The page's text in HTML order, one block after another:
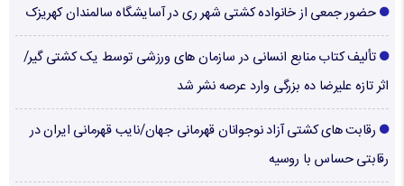
حضور جمعی از خانواده کشتی شهر ری در آسایشگاه سالمندان کهریزک
تألیف کتاب منابع انسانی در سازمان های ورزشی توسط یک کشتی گیر/
اثر تازه علیرضا ده بزرگی وارد عرصه نشر شد
رقابت های کشتی آزاد نوجوانان قهرمانی جهان/نایب قهرمانی ایران در
رقابتی حساس با روسیه